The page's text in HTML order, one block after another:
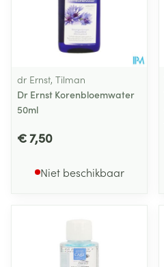
dr Ernst, Tilman
Dr Ernst Korenbloemwater
50ml
€ 7,50
Niet beschikbaar